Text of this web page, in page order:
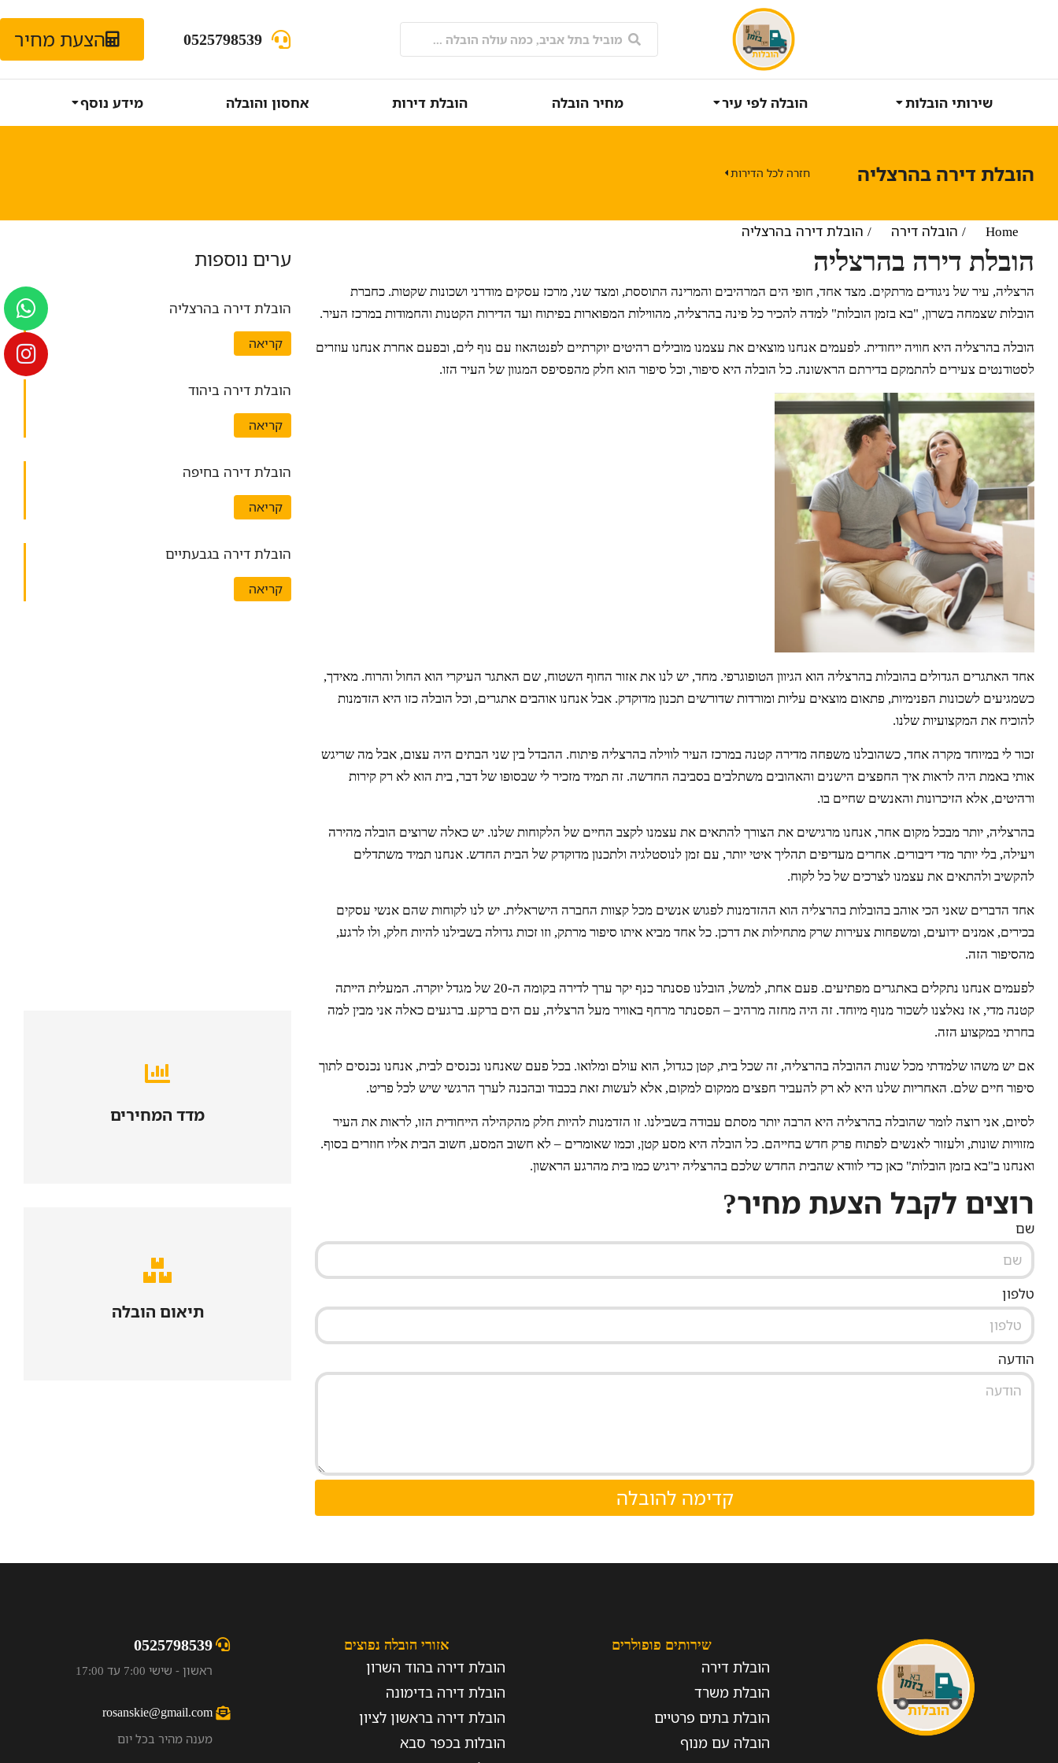
0525798539 הצעת מחיר
שירותי הובלות הובלה לפי עיר מחיר הובלה הובלת דירות אחסון והובלה מידע נוסף
הובלת דירה בהרצליה חזרה לכל הדירות
You are here:
Home הובלה דירה הובלת דירה בהרצליה
הובלת דירה בהרצליה
הרצליה, עיר של ניגודים מרתקים. מצד אחד, חופי הים המרהיבים והמרינה התוססת, ומצד שני, מרכז עסקים מודרני ושכונות שקטות. כחברת
הובלות שצמחה בשרון, "בא בזמן הובלות" למדה להכיר כל פינה בהרצליה, מהווילות המפוארות בפיתוח ועד הדירות הקטנות והחמודות במרכז העיר.
הובלה בהרצליה היא חוויה ייחודית. לפעמים אנחנו מוצאים את עצמנו מובילים רהיטים יוקרתיים לפנטהאוז עם נוף לים, ובפעם אחרת אנחנו עוזרים
לסטודנטים צעירים להתמקם בדירתם הראשונה. כל הובלה היא סיפור, וכל סיפור הוא חלק מהפסיפס המגוון של העיר הזו.
אחד האתגרים הגדולים בהובלות בהרצליה הוא הגיוון הטופוגרפי. מחד, יש לנו את אזור החוף השטוח, שם האתגר העיקרי הוא החול והרוח. מאידך,
כשמגיעים לשכונות הפנימיות, פתאום מוצאים עליות ומורדות שדורשים תכנון מדוקדק. אבל אנחנו אוהבים אתגרים, וכל הובלה כזו היא הזדמנות
להוכיח את המקצועיות שלנו.
זכור לי במיוחד מקרה אחד, כשהובלנו משפחה מדירה קטנה במרכז העיר לווילה בהרצליה פיתוח. ההבדל בין שני הבתים היה עצום, אבל מה שריגש
אותי באמת היה לראות איך החפצים הישנים והאהובים משתלבים בסביבה החדשה. זה תמיד מזכיר לי שבסופו של דבר, בית הוא לא רק קירות
ורהיטים, אלא הזיכרונות והאנשים שחיים בו.
בהרצליה, יותר מבכל מקום אחר, אנחנו מרגישים את הצורך להתאים את עצמנו לקצב החיים של הלקוחות שלנו. יש כאלה שרוצים הובלה מהירה
ויעילה, בלי יותר מדי דיבורים. אחרים מעדיפים תהליך איטי יותר, עם זמן לנוסטלגיה ולתכנון מדוקדק של הבית החדש. אנחנו תמיד משתדלים
להקשיב ולהתאים את עצמנו לצרכים של כל לקוח.
אחד הדברים שאני הכי אוהב בהובלות בהרצליה הוא ההזדמנות לפגוש אנשים מכל קצוות החברה הישראלית. יש לנו לקוחות שהם אנשי עסקים
בכירים, אמנים ידועים, ומשפחות צעירות שרק מתחילות את דרכן. כל אחד מביא איתו סיפור מרתק, וזו זכות גדולה בשבילנו להיות חלק, ולו לרגע,
מהסיפור הזה.
לפעמים אנחנו נתקלים באתגרים מפתיעים. פעם אחת, למשל, הובלנו פסנתר כנף יקר ערך לדירה בקומה ה-20 של מגדל יוקרה. המעלית הייתה
קטנה מדי, אז נאלצנו לשכור מנוף מיוחד. זה היה מחזה מרהיב – הפסנתר מרחף באוויר מעל הרצליה, עם הים ברקע. ברגעים כאלה אני מבין למה
בחרתי במקצוע הזה.
אם יש משהו שלמדתי מכל שנות ההובלה בהרצליה, זה שכל בית, קטן כגדול, הוא עולם ומלואו. בכל פעם שאנחנו נכנסים לבית, אנחנו נכנסים לתוך
סיפור חיים שלם. האחריות שלנו היא לא רק להעביר חפצים ממקום למקום, אלא לעשות זאת בכבוד ובהבנה לערך הרגשי שיש לכל פריט.
לסיום, אני רוצה לומר שהובלה בהרצליה היא הרבה יותר מסתם עבודה בשבילנו. זו הזדמנות להיות חלק מהקהילה הייחודית הזו, לראות את העיר
מזוויות שונות, ולעזור לאנשים לפתוח פרק חדש בחייהם. כל הובלה היא מסע קטן, וכמו שאומרים – לא חשוב המסע, חשוב הבית אליו חוזרים בסוף.
ואנחנו ב"בא בזמן הובלות" כאן כדי לוודא שהבית החדש שלכם בהרצליה ירגיש כמו בית מהרגע הראשון.
רוצים לקבל הצעת מחיר?
שם
טלפון
הודעה
קדימה להובלה
ערים נוספות
הובלת דירה בהרצליה
קריאה
הובלת דירה ביהוד
קריאה
הובלת דירה בחיפה
קריאה
הובלת דירה בגבעתיים
קריאה
מדד המחירים
מחירי הובלה ואחסון
למדד המחירים
תיאום הובלה
הובלת דירה
הצעת מחיר
שירותים פופולרים
הובלת דירה
הובלת משרד
הובלת בתים פרטיים
הובלה עם מנוף
אזורי הובלה נפוצים
הובלת דירה בהוד השרון
הובלת דירה בדימונה
הובלת דירה בראשון לציון
הובלות בכפר סבא
0525798539
ראשון - שישי 7:00 עד 17:00
rosanskie@gmail.com
מענה מהיר בכל יום